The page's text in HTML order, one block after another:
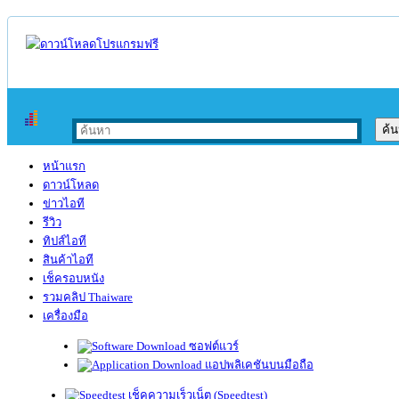
หน้าแรก
ดาวน์โหลด
ข่าวไอที
รีวิว
ทิปส์ไอที
สินค้าไอที
เช็ครอบหนัง
รวมคลิป Thaiware
เครื่องมือ
ซอฟต์แวร์
แอปพลิเคชันบนมือถือ
เช็คความเร็วเน็ต (Speedtest)